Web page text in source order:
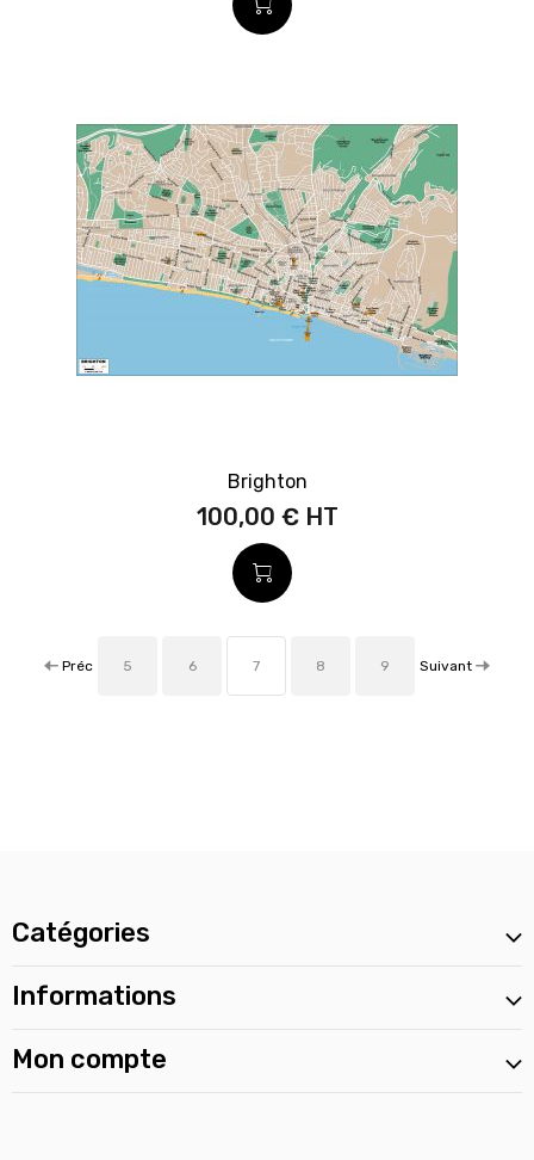
Brighton
100,00 €
Préc 5 6 7 8 9 Suivant
Catégories
Informations
Mon compte